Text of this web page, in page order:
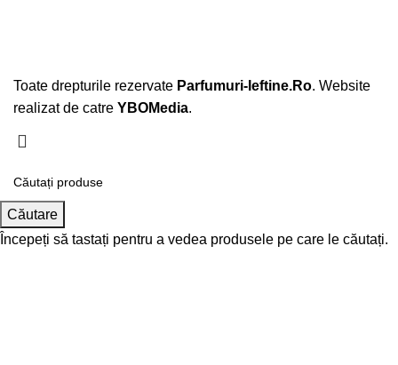
Toate drepturile rezervate Parfumuri-Ieftine.Ro. Website
realizat de catre YBOMedia.
Căutare
Începeți să tastați pentru a vedea produsele pe care le căutați.